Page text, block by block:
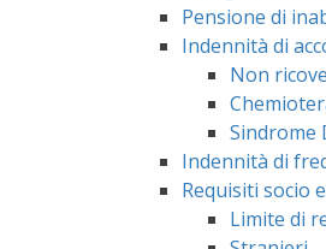
Pensione di
Indennità di
Non
Sindrome
Indennità di
Requisiti socio
Limite di